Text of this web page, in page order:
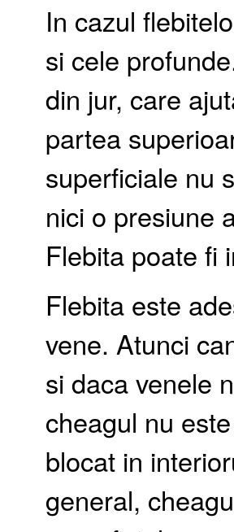
In cazul
si cele
din jur, care
partea
superficiale nu
nici o presiune
Flebita poate fi
Flebita este
vene. Atunci
si daca venele
cheagul nu
blocat in
general,